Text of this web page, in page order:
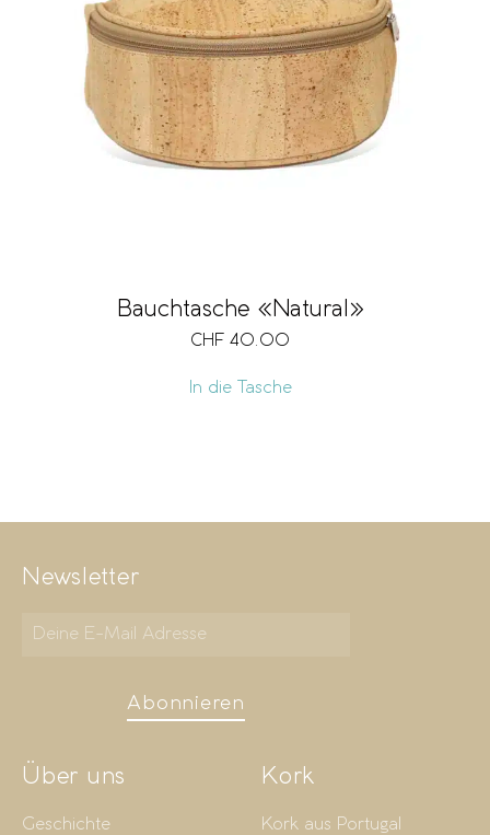
Bauchtasche «Natural»
CHF 40.00
In die Tasche
Newsletter
Abonnieren
Über uns
Geschichte
Kork
Kork aus Portugal